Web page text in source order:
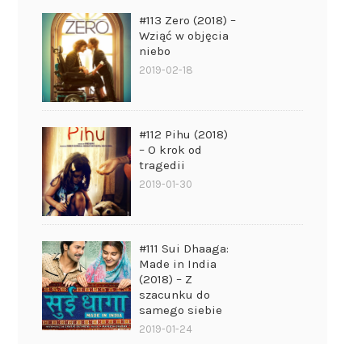
#113 Zero (2018) –
Wziąć w objęcia
niebo
2019-02-18
#112 Pihu (2018)
– O krok od
tragedii
2019-01-30
#111 Sui Dhaaga:
Made in India
(2018) – Z
szacunku do
samego siebie
2019-01-24